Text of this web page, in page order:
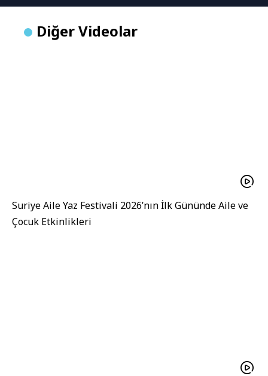
Diğer Videolar
Suriye Aile Yaz Festivali 2026’nın İlk Gününde Aile ve
Çocuk Etkinlikleri